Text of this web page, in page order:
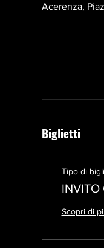
Acerenza,
Biglietti
Tipo di
INVITO
Scopri di